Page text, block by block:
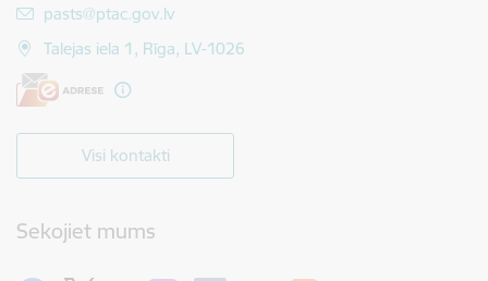
E-pasts:
pasts@ptac.gov.lv
Talejas iela 1, Rīga, LV-1026
Visi kontakti
Sekojiet mums